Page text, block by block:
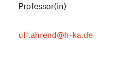
Professor(in)
ulf.ahrend@h-ka.de